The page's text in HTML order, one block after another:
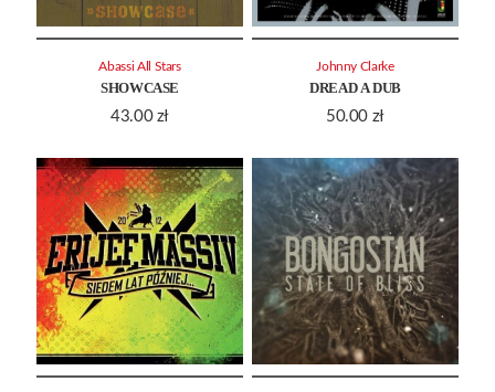
SHOWCASE
43.00 zł
Abassi All Stars
DREAD A DUB
50.00 zł
Johnny Clarke